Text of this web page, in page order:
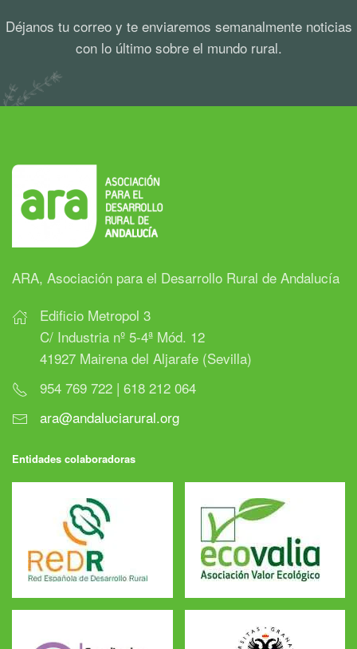
Déjanos tu correo y te enviaremos semanalmente noticias
con lo último sobre el mundo rural.
ARA, Asociación para el Desarrollo Rural de Andalucía
Edificio Metropol 3
C/ Industria nº 5-4ª Mód. 12
41927 Mairena del Aljarafe (Sevilla)
954 769 722 | 618 212 064
ara@andaluciarural.org
Entidades colaboradoras